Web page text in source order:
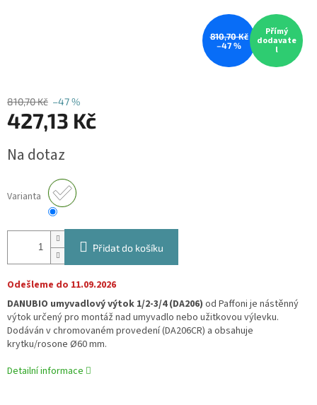
810,70 Kč
–47 %
Přímý
dodavate
l
810,70 Kč –47 %
427,13 Kč
cena:
Na dotaz
Varianta
Přidat do košíku
Odešleme do 11.09.2026
DANUBIO umyvadlový výtok 1/2-3/4 (DA206) od Paffoni je nástěnný
výtok určený pro montáž nad umyvadlo nebo užitkovou výlevku.
Dodáván v chromovaném provedení (DA206CR) a obsahuje
krytku/rosone Ø60 mm.
Detailní informace